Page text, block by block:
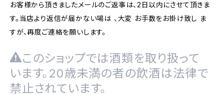
お客様から頂きましたメールのご返事は、2日以内にさせて頂きま
す。当店より返信が届かない場は 、大変 お手数をお掛け致し ま
すが、再度ご連絡を願いします。
このショップでは酒類を取り扱って
います。20歳未満の者の飲酒は法律で
禁止されています。